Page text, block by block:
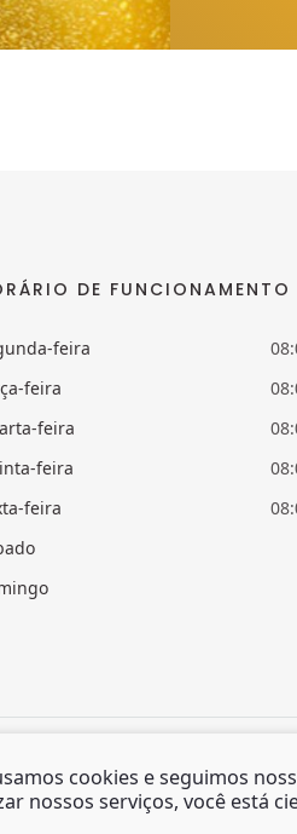
DE FUNCIONAMENTO
feira
feira
feira
feira
feira
cookies e seguimos
nossos serviços, você está